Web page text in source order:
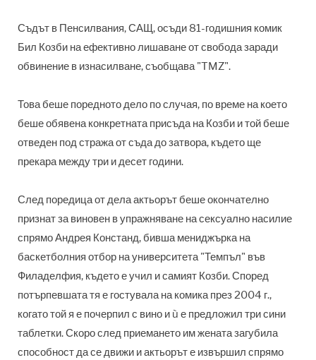
Съдът в Пенсилвания, САЩ, осъди 81-годишния комик
Бил Козби на ефективно лишаване от свобода заради
обвинение в изнасилване, съобщава "TMZ".
Това беше поредното дело по случая, по време на което
беше обявена конкретната присъда на Козби и той беше
отведен под стража от съда до затвора, където ще
прекара между три и десет години.
След поредица от дела актьорът беше окончателно
признат за виновен в упражняване на сексуално насилие
спрямо Андрея Констанд, бивша мениджърка на
баскетболния отбор на университета "Темпъл" във
Филаделфия, където е учил и самият Козби. Според
потърпевшата тя е гостувала на комика през 2004 г.,
когато той я е почерпил с вино и ù е предложил три сини
таблетки. Скоро след приемането им жената загубила
способност да се движи и актьорът е извършил спрямо